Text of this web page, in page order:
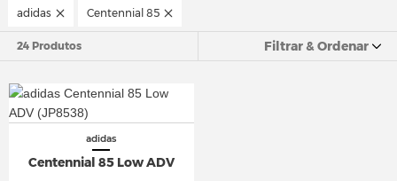
adidas Centennial 85
24 Produtos Filtrar & Ordenar
adidas
Centennial 85 Low ADV